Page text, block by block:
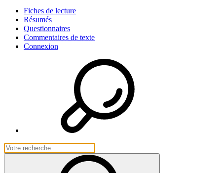
Fiches de lecture
Résumés
Questionnaires
Commentaires de texte
Connexion